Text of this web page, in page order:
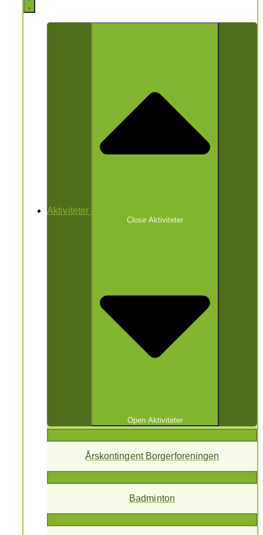
Aktiviteter
Close Aktiviteter
Open Aktiviteter
Årskontingent Borgerforeningen
Badminton